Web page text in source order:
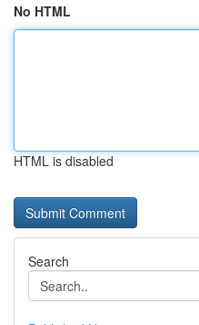
No HTML
HTML is disabled
Search